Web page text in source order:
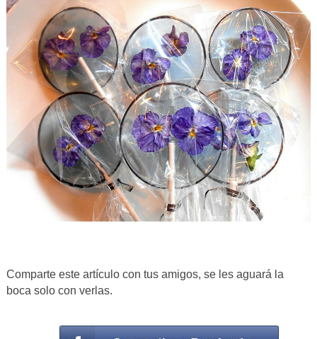
Comparte este artículo con tus amigos, se les aguará la
boca solo con verlas.